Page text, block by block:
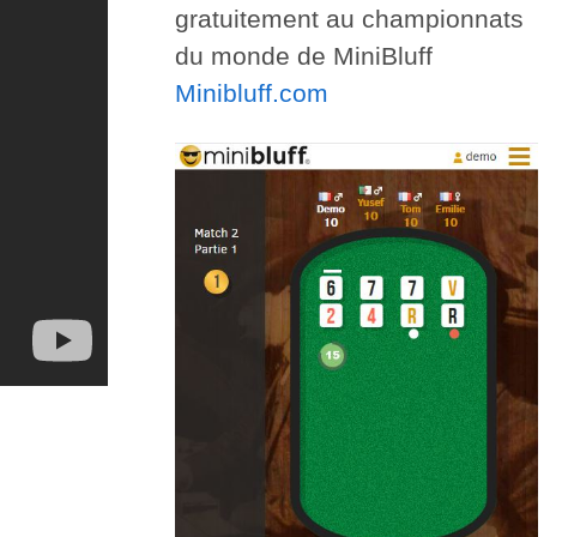
gratuitement au championnats
du monde de MiniBluff
Minibluff.com